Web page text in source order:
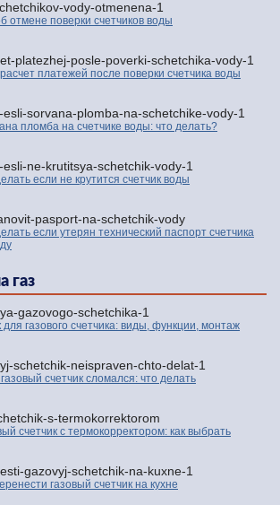
отмене поверки счетчиков воды
платежей после поверки счетчика воды
пломба на счетчике воды: что делать?
если не крутится счетчик воды
если утерян технический паспорт счетчика
газ
газового счетчика: виды, функции, монтаж
счетчик сломался: что делать
счетчик с термокорректором: как выбрать
газовый счетчик на кухне